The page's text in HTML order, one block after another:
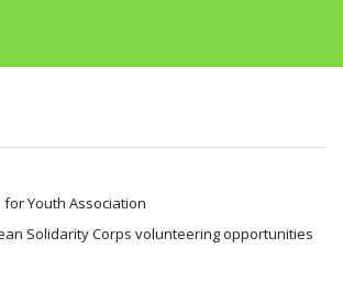
for Youth Association
Solidarity Corps volunteering opportunities